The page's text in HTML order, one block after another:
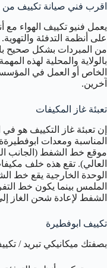
اقرب فني صيانة تكييف
يعمل فنيو تكييف الهواء مع
على أنظمة التدفئة
من المبردات بشكل صحيح
بالولاية والمحلية لهذه
الخاص أو العمل في
آخرين.
تعبئة غاز المكيفات
إن تعبئة غاز التكييف هو
المناسبة ومعدات
موقع خط الشفط (الجانب
العالي). تقع هذه خلف
الوحدة الخارجية يقع خط
الملمس بينما يكون خط
الشفط لإعادة شحن الغاز إلى
تكييف ابوفطيرة
بصفتك ميكانيكي تبريد /